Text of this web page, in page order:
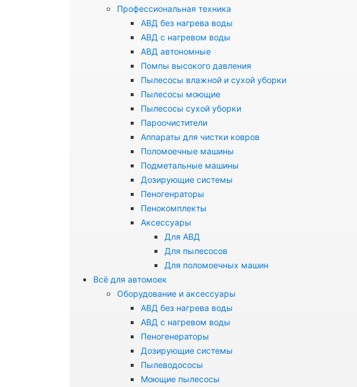
Профессиональная техника
АВД без нагрева воды
АВД с нагревом воды
АВД автономные
Помпы высокого давления
Пылесосы влажной и сухой уборки
Пылесосы моющие
Пылесосы сухой уборки
Пароочистители
Аппараты для чистки ковров
Поломоечные машины
Подметальные машины
Дозирующие системы
Пеногенраторы
Пенокомплекты
Аксессуары
Для АВД
Для пылесосов
Для поломоечных машин
Всё для автомоек
Оборудование и аксессуары
АВД без нагрева воды
АВД с нагревом воды
Пеногенераторы
Дозирующие системы
Пылеводососы
Моющие пылесосы